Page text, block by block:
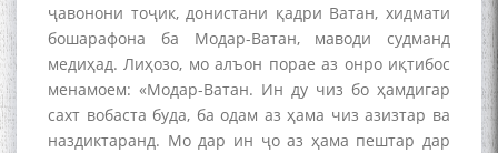
ҷавонони тоҷик, донистани қадри Ватан, хидмати
бошарафона ба Модар-Ватан, маводи судманд
медиҳад. Лиҳозо, мо алъон порае аз онро иқтибос
менамоем: «Модар-Ватан. Ин ду чиз бо ҳамдигар
сахт вобаста буда, ба одам аз ҳама чиз азизтар ва
наздиктаранд. Мо дар ин ҷо аз ҳама пештар дар
Сухбати навқаламон бо
Муъмин Қаноат\Meeting of
young talents with Mumyin
Kanoat